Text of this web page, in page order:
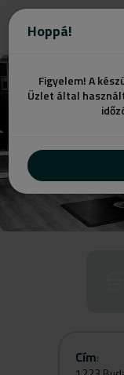
Hoppá!
Figyelem! A
Üzlet által
Cím: